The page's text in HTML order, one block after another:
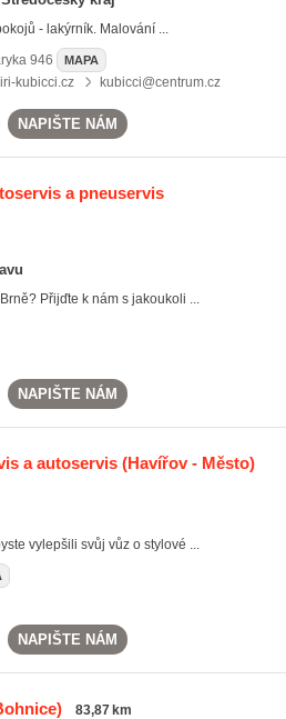
- lakýrník. Malování ...
946 MAPA
kubicci.cz kubicci@centrum.cz
NAPIŠTE NÁM
a pneuservis
Přijďte k nám s jakoukoli ...
NAPIŠTE NÁM
a autoservis(Havířov - Město)
vylepšili svůj vůz o stylové ...
NAPIŠTE NÁM
83,87 km